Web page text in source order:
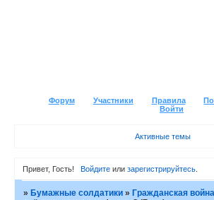
Форум Участники Правила
Войти
Активные темы
Привет, Гость! Войдитеили зарегистрируйтесь.
»Бумажные солдатики »Гражданская война